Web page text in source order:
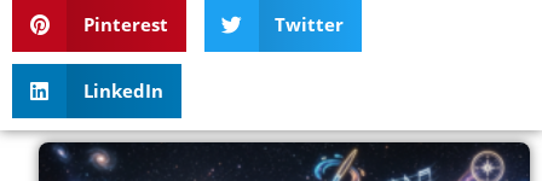
Pinterest Twitter
LinkedIn